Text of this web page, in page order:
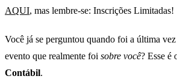
AQUI, mas lembre-se: Inscrições Limitadas!
Você já se perguntou quando foi a última
evento que realmente foi sobre você? Esse é
Contábil.